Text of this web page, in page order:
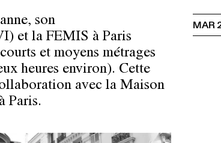
son
et la FEMIS à Paris
et moyens métrages
heures environ). Cette
avec la Maison
Paris.
MAR